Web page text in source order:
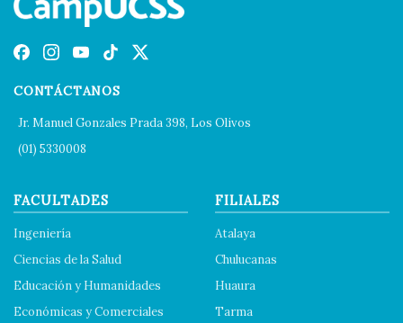
CONTÁCTANOS
Jr. Manuel Gonzales Prada 398, Los Olivos
(01) 5330008
FACULTADES
Ingeniería
Ciencias de la Salud
Educación y Humanidades
Económicas y Comerciales
FILIALES
Atalaya
Chulucanas
Huaura
Tarma